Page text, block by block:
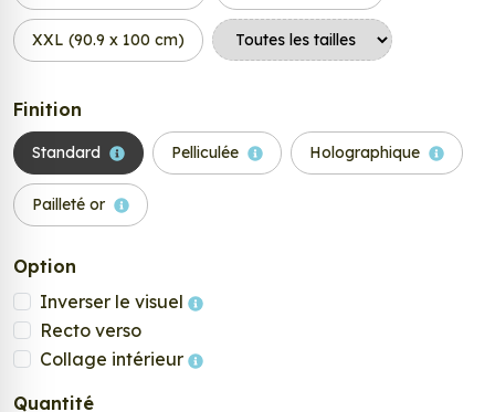
XXL (90.9 x 100 cm)
Finition
Standard Pelliculée Holographique
Pailleté or
Option
Inverser le visuel
Recto verso
Collage intérieur
Quantité